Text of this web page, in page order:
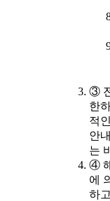
③
한
적
안
는
④
에
하